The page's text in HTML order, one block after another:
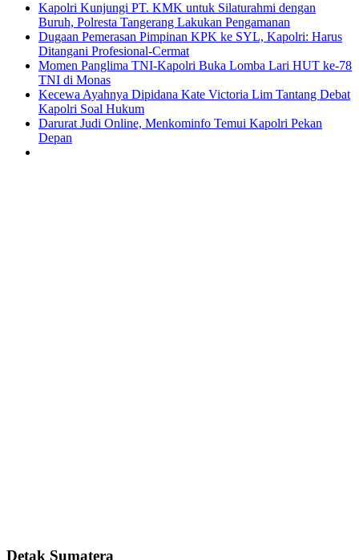
Kapolri Kunjungi PT. KMK untuk Silaturahmi dengan
Buruh, Polresta Tangerang Lakukan Pengamanan
Dugaan Pemerasan Pimpinan KPK ke SYL, Kapolri: Harus
Ditangani Profesional-Cermat
Momen Panglima TNI-Kapolri Buka Lomba Lari HUT ke-78
TNI di Monas
Kecewa Ayahnya Dipidana Kate Victoria Lim Tantang Debat
Kapolri Soal Hukum
Darurat Judi Online, Menkominfo Temui Kapolri Pekan
Depan
Detak Sumatera